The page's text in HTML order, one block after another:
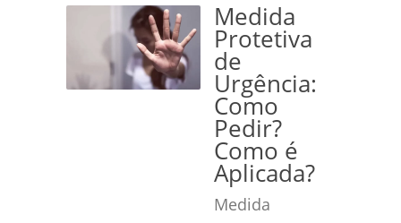
Medida
Protetiva
de
Urgência:
Como
Pedir?
Como é
Aplicada?
Medida